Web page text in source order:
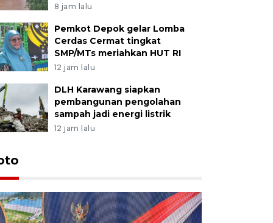
8 jam lalu
Pemkot Depok gelar Lomba
Cerdas Cermat tingkat
SMP/MTs meriahkan HUT RI
12 jam lalu
DLH Karawang siapkan
pembangunan pengolahan
sampah jadi energi listrik
12 jam lalu